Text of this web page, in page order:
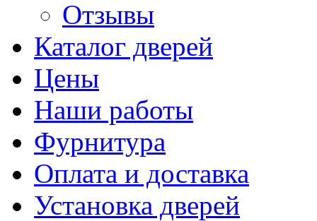
Отзывы
Каталог дверей
Цены
Наши работы
Фурнитура
Оплата и доставка
Установка дверей